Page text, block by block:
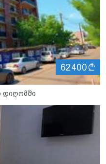
62400
დიღომში